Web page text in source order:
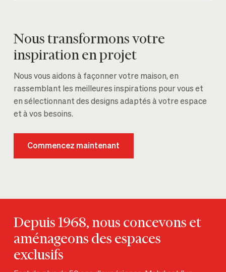
Nous transformons votre
inspiration en projet
Nous vous aidons à façonner votre maison, en
rassemblant les meilleures inspirations pour vous et
en sélectionnant des designs adaptés à votre espace
et à vos besoins.
Commencez maintenant
Depuis 1968, nous concevons et
aménageons des espaces
exclusifs